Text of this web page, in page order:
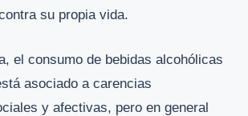
su propia vida.
el consumo de bebidas alcohólicas
asociado a carencias
y afectivas, pero en general